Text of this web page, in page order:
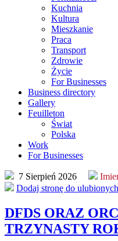
Kuchnia
Kultura
Mieszkanie
Praca
Transport
Zdrowie
Życie
For Businesses
Business directory
Gallery
Feuilleton
Świat
Polska
Work
For Businesses
7 Sierpień 2026
Dodaj stronę do ulubionych
DFDS ORAZ
TRZYNASTY